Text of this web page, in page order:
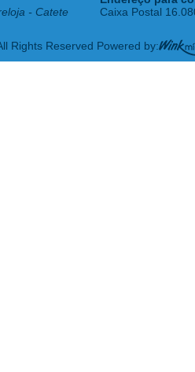
- Catete
Caixa Postal
Rights Reserved Powered by: